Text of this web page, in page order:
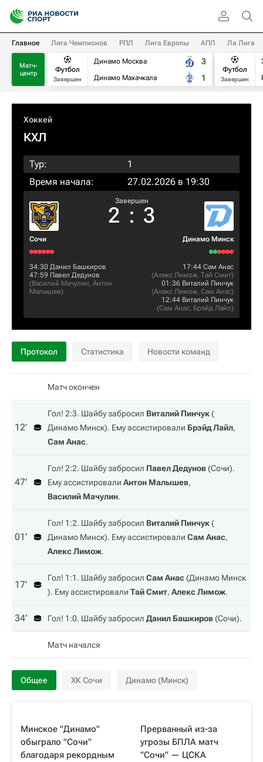
Главное Лига Чемпионов РПЛ Лига Европы АПЛ Ла Лига
Матч-
центр
Футбол
Завершен
Динамо Москва
Динамо Махачкала
3
1
Футбол
Завершен
Хоккей
КХЛ
Тур:
1
Время начала:
27.02.2026 в 19:30
Сочи
Завершен
2 : 3
Динамо Минск
34:30 Данил Башкиров
47:59 Павел Дедунов
(Василий Мачулин, Антон
Малышев)
17:44 Сам Анас
(Алекс Лимож, Тай Смит)
01:36 Виталий Пинчук
(Алекс Лимож, Сам Анас)
12:44 Виталий Пинчук
(Сам Анас, Брэйд Лайл)
Протокол Статистика Новости команд
Матч окончен
12‎’‎
Гол! 2:3. Шайбу забросил Виталий Пинчук(
Динамо Минск). Ему ассистировали Брэйд Лайл,
Сам Анас.
47‎’‎
Гол! 2:2. Шайбу забросил Павел Дедунов(Сочи).
Ему ассистировали Антон Малышев,
Василий Мачулин.
01‎’‎
Гол! 1:2. Шайбу забросил Виталий Пинчук(
Динамо Минск). Ему ассистировали Сам Анас,
Алекс Лимож.
17‎’‎
Гол! 1:1. Шайбу забросил Сам Анас(Динамо Минск
). Ему ассистировали Тай Смит, Алекс Лимож.
34‎’‎ Гол! 1:0. Шайбу забросил Данил Башкиров(Сочи).
Матч начался
Общее ХК Сочи Динамо (Минск)
Минское "Динамо"
обыграло "Сочи"
благодаря рекордным
Прерванный из-за
угрозы БПЛА матч
"Сочи" — ЦСКА